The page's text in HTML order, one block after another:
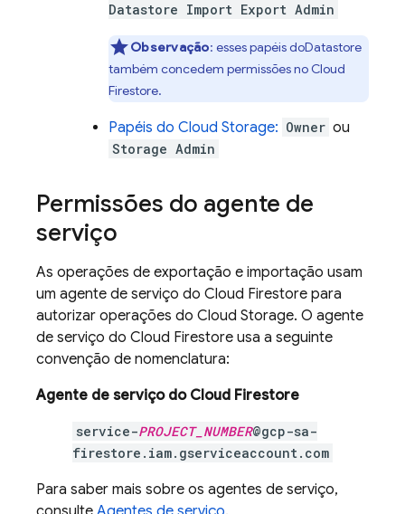
Datastore Import Export Admin
Observação: esses papéis doDatastore
também concedem permissões no Cloud
Firestore.
Papéis do Cloud Storage: Owner ou
Storage Admin
Permissões do agente de
serviço
As operações de exportação e importação usam
um agente de serviço do Cloud Firestore para
autorizar operações do Cloud Storage. O agente
de serviço do Cloud Firestore usa a seguinte
convenção de nomenclatura:
Agente de serviço do Cloud Firestore
service-PROJECT_NUMBER@gcp-sa-
firestore.iam.gserviceaccount.com
Para saber mais sobre os agentes de serviço,